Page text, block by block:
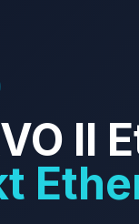
II